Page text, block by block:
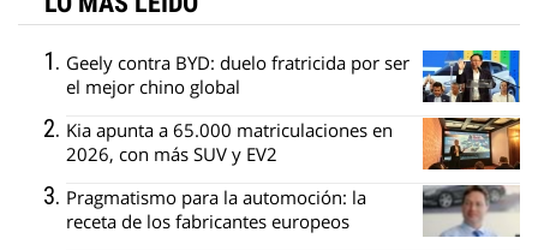
Geely contra BYD: duelo fratricida por ser
el mejor chino global
Kia apunta a 65.000 matriculaciones en
2026, con más SUV y EV2
Pragmatismo para la automoción: la
receta de los fabricantes europeos